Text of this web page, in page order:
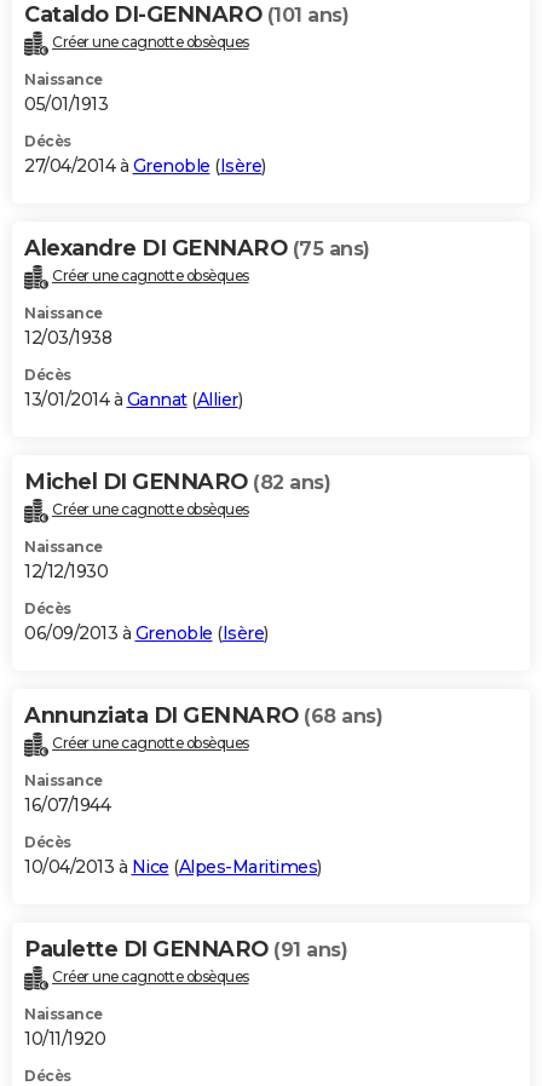
Cataldo DI-GENNARO (101 ans)
Créer une cagnotte obsèques
Naissance
05/01/1913
Décès
27/04/2014 à Grenoble (Isère)
Alexandre DI GENNARO (75 ans)
Créer une cagnotte obsèques
Naissance
12/03/1938
Décès
13/01/2014 à Gannat(Allier)
Michel DI GENNARO (82 ans)
Créer une cagnotte obsèques
Naissance
12/12/1930
Décès
06/09/2013 à Grenoble (Isère)
Annunziata DI GENNARO (68 ans)
Créer une cagnotte obsèques
Naissance
16/07/1944
Décès
10/04/2013 à Nice (Alpes-Maritimes)
Paulette DI GENNARO (91 ans)
Créer une cagnotte obsèques
Naissance
10/11/1920
Décès